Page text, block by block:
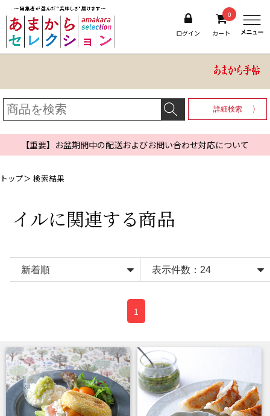
ログイン
0
カート
詳細検索
【重要】お盆期間中の配送およびお問い合わせ対応について
トップ＞ 検索結果
イルに関連する商品
1